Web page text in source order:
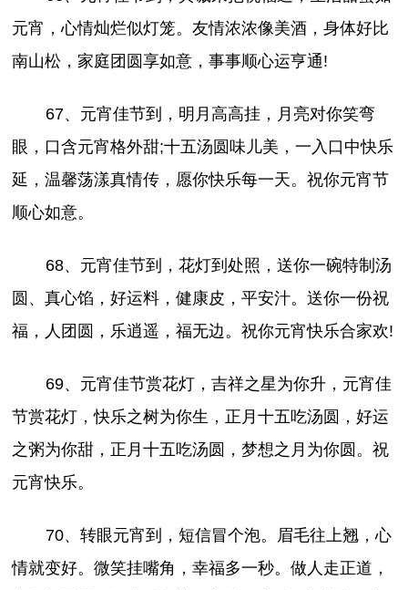
元宵，心情灿烂似灯笼。友情浓浓像美酒，身体好比
南山松，家庭团圆享如意，事事顺心运亨通!
67、元宵佳节到，明月高高挂，月亮对你笑弯
眼，口含元宵格外甜;十五汤圆味儿美，一入口中快乐
延，温馨荡漾真情传，愿你快乐每一天。祝你元宵节
顺心如意。
68、元宵佳节到，花灯到处照，送你一碗特制汤
圆、真心馅，好运料，健康皮，平安汁。送你一份祝
福，人团圆，乐逍遥，福无边。祝你元宵快乐合家欢!
69、元宵佳节赏花灯，吉祥之星为你升，元宵佳
节赏花灯，快乐之树为你生，正月十五吃汤圆，好运
之粥为你甜，正月十五吃汤圆，梦想之月为你圆。祝
元宵快乐。
70、转眼元宵到，短信冒个泡。眉毛往上翘，心
情就变好。微笑挂嘴角，幸福多一秒。做人走正道，